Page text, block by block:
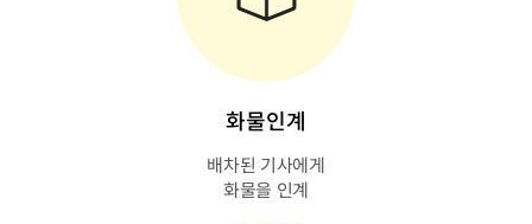
화물인계
배차된 기사에게
화물을 인계